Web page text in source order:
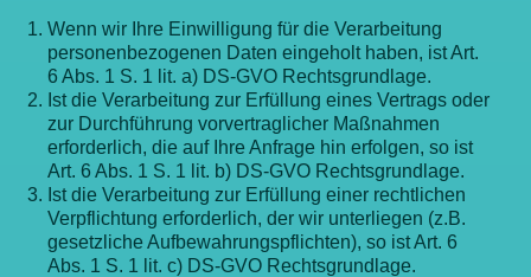
Wenn wir Ihre Einwilligung für die Verarbeitung
personenbezogenen Daten eingeholt haben, ist Art.
6 Abs. 1 S. 1 lit. a) DS-GVO Rechtsgrundlage.
Ist die Verarbeitung zur Erfüllung eines Vertrags oder
zur Durchführung vorvertraglicher Maßnahmen
erforderlich, die auf Ihre Anfrage hin erfolgen, so ist
Art. 6 Abs. 1 S. 1 lit. b) DS-GVO Rechtsgrundlage.
Ist die Verarbeitung zur Erfüllung einer rechtlichen
Verpflichtung erforderlich, der wir unterliegen (z.B.
gesetzliche Aufbewahrungspflichten), so ist Art. 6
Abs. 1 S. 1 lit. c) DS-GVO Rechtsgrundlage.